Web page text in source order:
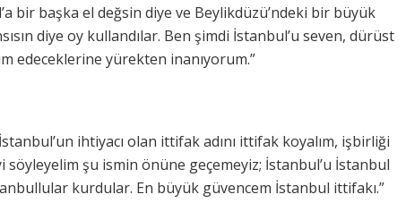
bir başka el değsin diye ve Beylikdüzü’ndeki bir büyük
diye oy kullandılar. Ben şimdi İstanbul’u seven, dürüst
edeceklerine yürekten inanıyorum.”
ihtiyacı olan ittifak adını ittifak koyalım, işbirliği
söyleyelim şu ismin önüne geçemeyiz; İstanbul’u İstanbul
kurdular. En büyük güvencem İstanbul ittifakı.”